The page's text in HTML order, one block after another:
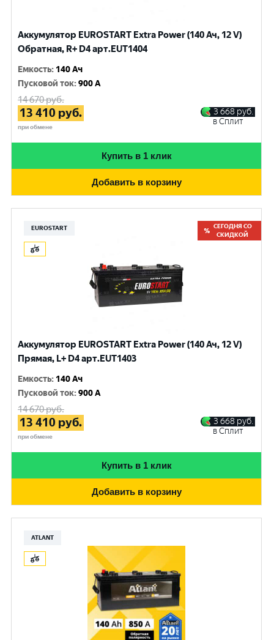
Аккумулятор EUROSTART Extra Power (140 Ач, 12 V)
Обратная, R+ D4 арт.EUT1404
Емкость: 140 Ач
Пусковой ток:900 A
14 670руб.
13 410 руб.
при обмене
3 668 руб.
в Сплит
Купить в 1 клик
Добавить в корзину
EUROSTART
СЕГОДНЯ СО
СКИДКОЙ
Аккумулятор EUROSTART Extra Power (140 Ач, 12 V)
Прямая, L+ D4 арт.EUT1403
Емкость: 140 Ач
Пусковой ток:900 A
14 670руб.
13 410 руб.
при обмене
3 668 руб.
в Сплит
Купить в 1 клик
Добавить в корзину
ATLANT